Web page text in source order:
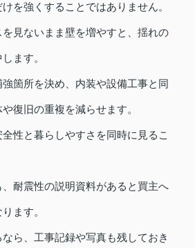
を強くすることではありません。
見ないまま壁を増やすと、揺れの
ます。
箇所を決め、内装や設備工事と同
復旧の重複を減らせます。
性と暮らしやすさを同時に見るこ
耐震性の説明資料があると買主へ
ます。
ら、工事記録や写真も残しておき